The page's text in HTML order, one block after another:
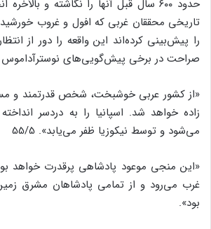
حدود ۶۰۰ سال قبل آنها را نگاشته و
تاریخی محققان غربی که افول و غروب
را پیش‌بینی کرده‌اند این واقعه را دور از
صراحت در برخی پیش‌گویی‌های
«از کشور عربی خوشبخت، شخص قدرتمند و
زاده خواهد شد. اسپانیا را به دردسر
می‌شود و توسط نیکوزیا ظفر می‌یابد». 55/5
«این منجی موعود پادشاهی پرقدرت خواهد
غرب می‌رود و از تمامی پادشاهان مشرق زمین
بود».